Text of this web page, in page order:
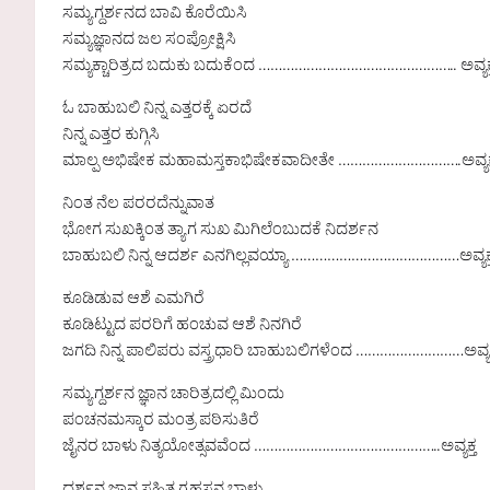
ಸಮ್ಯಗ್ದರ್ಶನದ ಬಾವಿ ಕೊರೆಯಿಸಿ
ಸಮ್ಯಜ್ಞಾನದ ಜಲ ಸಂಪ್ರೋಕ್ಷಿಸಿ
ಸಮ್ಯಕ್ಚಾರಿತ್ರದ ಬದುಕು ಬದುಕೆಂದ …………………………………………..
ಓ ಬಾಹುಬಲಿ ನಿನ್ನ ಎತ್ತರಕ್ಕೆ ಏರದೆ
ನಿನ್ನ ಎತ್ತರ ಕುಗ್ಗಿಸಿ
ಮಾಲ್ಪ ಅಭಿಷೇಕ ಮಹಾಮಸ್ತಕಾಭಿಷೇಕವಾದೀತೇ
ನಿಂತ ನೆಲ ಪರರದೆನ್ನುವಾತ
ಭೋಗ ಸುಖಕ್ಕಿಂತ ತ್ಯಾಗ ಸುಖ ಮಿಗಿಲೆಂಬುದಕೆ ನಿದರ್ಶನ
ಬಾಹುಬಲಿ ನಿನ್ನ ಆದರ್ಶ ಎನಗಿಲ್ಲವಯ್ಯಾ
ಕೂಡಿಡುವ ಆಶೆ ಎಮಗಿರೆ
ಕೂಡಿಟ್ಟುದ ಪರರಿಗೆ ಹಂಚುವ ಆಶೆ ನಿನಗಿರೆ
ಜಗದಿ ನಿನ್ನ ಪಾಲಿಪರು ವಸ್ತ್ರಧಾರಿ ಬಾಹುಬಲಿಗಳೆಂದ
ಸಮ್ಯಗ್ದರ್ಶನ ಜ್ಞಾನ ಚಾರಿತ್ರದಲ್ಲಿ ಮಿಂದು
ಪಂಚನಮಸ್ಕಾರ ಮಂತ್ರ ಪಠಿಸುತಿರೆ
ಜೈನರ ಬಾಳು ನಿತ್ಯಯೋತ್ಸವವೆಂದ ………………………………………..ಅವ್ಯಕ್ತ